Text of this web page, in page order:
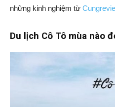
những kinh nghiệm từ
Du lịch Cô Tô mùa nào